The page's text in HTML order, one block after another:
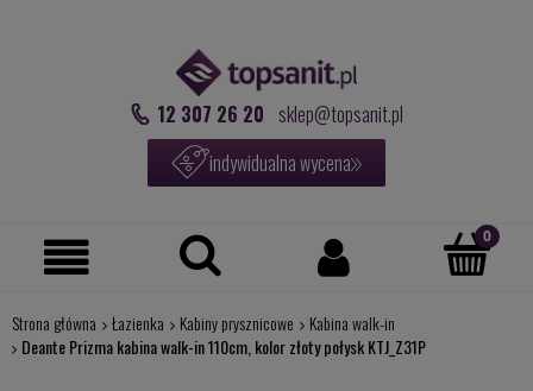
12 307 26 20 sklep@topsanit.pl
indywidualna wycena
Strona główna Łazienka Kabiny prysznicowe
Kabina walk-in
Deante Prizma kabina walk-in 110cm, kolor złoty połysk KTJ_Z31P